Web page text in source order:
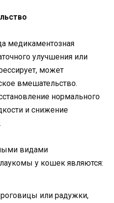
медикаментозная
улучшения или
может
вмешательство.
нормального
и снижение
видами
у кошек являются:
или радужки,